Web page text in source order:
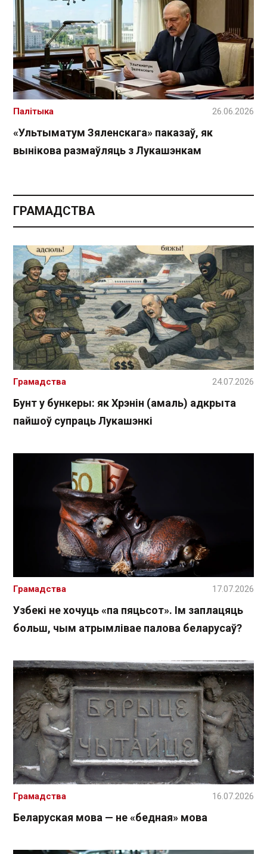
«Ультыматум Зяленскага» паказаў, як
вынікова размаўляць з Лукашэнкам
Палітыка 26.06.2026
ГРАМАДСТВА
Бунт у бункеры: як Хрэнін (амаль) адкрыта
пайшоў супраць Лукашэнкі
Грамадства 24.07.2026
Узбекі не хочуць «па пяцьсот». Ім заплацяць
больш, чым атрымлівае палова беларусаў?
Грамадства 17.07.2026
Беларуская мова — не «бедная» мова
Грамадства 16.07.2026